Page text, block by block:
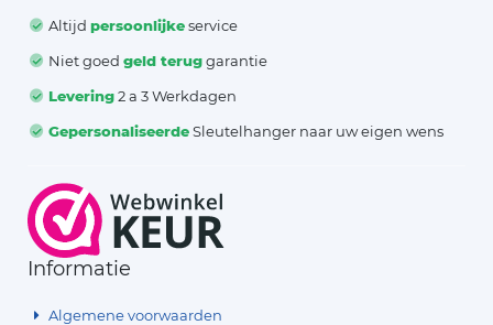
Altijdpersoonlijkeservice
Niet goedgeld teruggarantie
Levering2 a 3 Werkdagen
GepersonaliseerdeSleutelhanger naar uw eigen wens
Informatie
Algemene voorwaarden